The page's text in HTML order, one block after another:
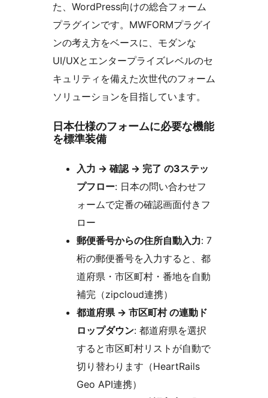
た、WordPress向けの総合フォーム
プラグインです。MWFORMプラグイ
ンの考え方をベースに、モダンな
UI/UXとエンタープライズレベルのセ
キュリティを備えた次世代のフォーム
ソリューションを目指しています。
日本仕様のフォームに必要な機能
を標準装備
入力 → 確認 → 完了 の3ステッ
プフロー: 日本の問い合わせフ
ォームで定番の確認画面付きフ
ロー
郵便番号からの住所自動入力: 7
桁の郵便番号を入力すると、都
道府県・市区町村・番地を自動
補完（zipcloud連携）
都道府県 → 市区町村 の連動ド
ロップダウン: 都道府県を選択
すると市区町村リストが自動で
切り替わります（HeartRails
Geo API連携）